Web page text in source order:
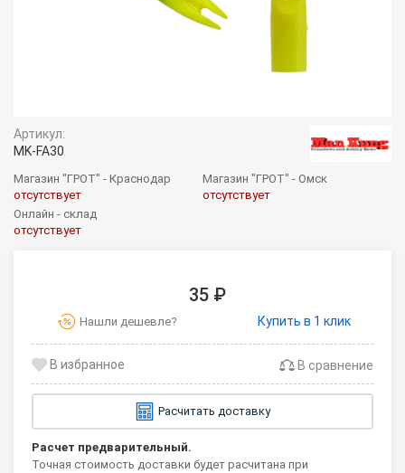
Артикул:
MK-FA30
Магазин "ГРОТ" - Краснодар
отсутствует
Магазин "ГРОТ" - Омск
отсутствует
Онлайн - склад
отсутствует
35 ₽
Нашли дешевле? Купить в 1 клик
В сравнение
Расчитать доставку
Расчет предварительный.
Точная стоимость доставки будет расчитана при